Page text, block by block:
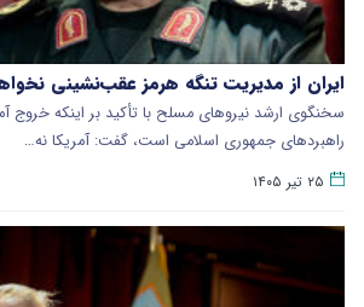
ایران از مدیریت تنگه هرمز عقب‌نشینی
سخنگوی ارشد نیروهای مسلح با تأکید بر اینکه خروج
راهبردهای جمهوری اسلامی است، گفت: آمریکا نه…
۲۵ تیر ۱۴۰۵